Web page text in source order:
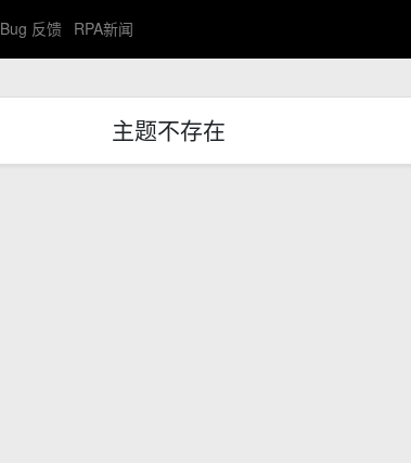
Bug 反馈 RPA新闻
主题不存在